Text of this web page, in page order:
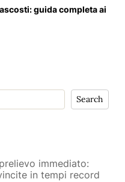
guida completa ai
Search
immediato:
in tempi record